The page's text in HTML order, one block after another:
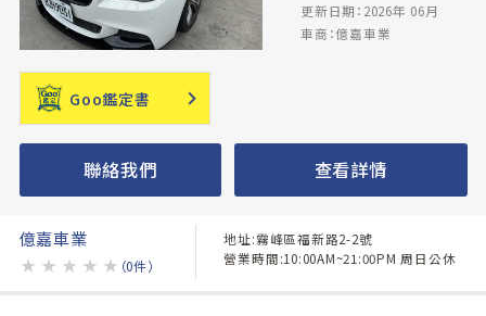
更新日期：2026年 06月
車商：億嘉車業
Goo鑑定書
聯絡我們 查看詳情
億嘉車業
★ ★ ★ ★ ★ （0件）
地址:霧峰區福新路2-2號
營業時間:10:00AM~21:00PM 周日公休